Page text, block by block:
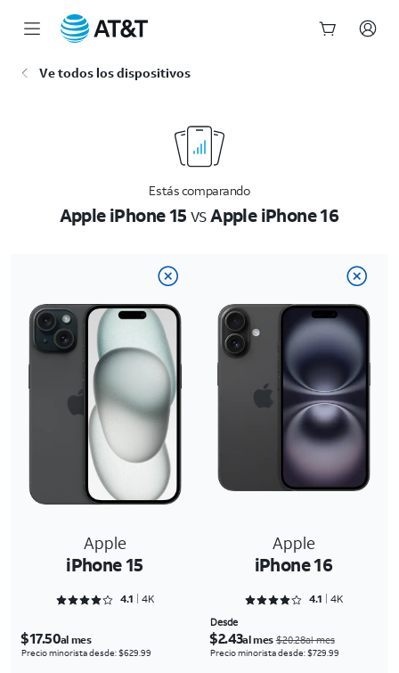
Ve todos los dispositivos
Estás comparando
Apple iPhone 15vsApple iPhone 16
Apple
iPhone 15
Apple
iPhone 16
Rated 4.1216 out of 5
4.1 4K Rated 4.1645 out of 5
4.1 4K
$17.50al mes
Precio minorista desde: $629.99
Desde
$2.43al mes$20.28al mes
Precio minorista desde: $729.99